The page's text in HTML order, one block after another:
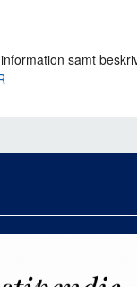
samt